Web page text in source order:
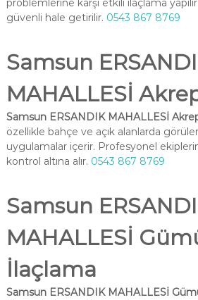
problemlerine karşı etkili ilaçlama
güvenli hale getirilir. 0543 867 8769
Samsun
MAHALLESİ
Samsun ERSANDIK MAHALLESİ
özellikle bahçe ve açık alanlarda
uygulamalar içerir. Profesyonel
kontrol altına alır. 0543 867 8769
Samsun
MAHALLESİ
İlaçlama
Samsun ERSANDIK MAHALLESİ